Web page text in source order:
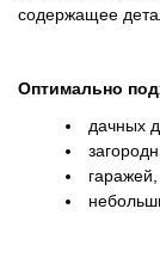
содержащее
Оптимально
дачных